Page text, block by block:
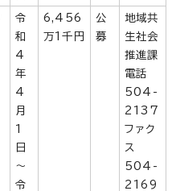
令
和
4
年
4
月
1
日
～
令
6,456
万1千円
公
募
地域共
生社会
推進課
電話
504-
2137
ファク
ス
504-
2169